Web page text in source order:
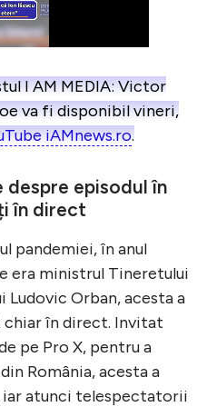
I AM MEDIA: Victor
va fi disponibil vineri,
iAMnews.ro.
despre episodul în
în direct
pandemiei, în anul
era ministrul Tineretului
Ludovic Orban, acesta a
chiar în direct. Invitat
pe Pro X, pentru a
România, acesta a
atunci telespectatorii